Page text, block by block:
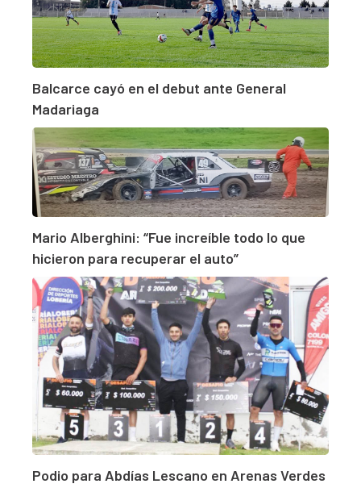
Balcarce cayó en el debut ante General
Madariaga
Mario Alberghini: “Fue increíble todo lo que
hicieron para recuperar el auto”
Podio para Abdías Lescano en Arenas Verdes